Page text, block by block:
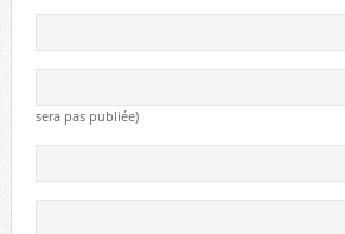
sera pas publiée)